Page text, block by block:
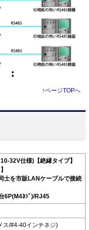
↑ページTOPへ
32V仕様)【絶縁タイプ】
士を市販LANケーブルで接続
6P(M4ﾈｼﾞ)/RJ45
ス/#4-40インチネジ)